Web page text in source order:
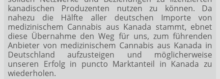
kanadischen Produzenten nutzen zu können. Da
nahezu die Hälfte aller deutschen Importe von
medizinischem Cannabis aus Kanada stammt, ebnet
diese Übernahme den Weg für uns, zum führenden
Anbieter von medizinischem Cannabis aus Kanada in
Deutschland aufzusteigen und möglicherweise
unseren Erfolg in puncto Marktanteil in Kanada zu
wiederholen.